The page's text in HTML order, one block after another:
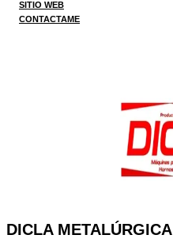
SITIO WEB
CONTACTAME
DICLA METALÚRGICA